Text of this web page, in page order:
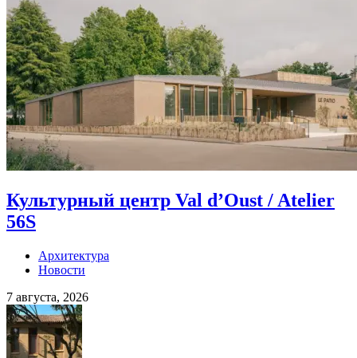
Культурный центр Val d’Oust / Atelier
56S
Архитектура
Новости
7 августа, 2026